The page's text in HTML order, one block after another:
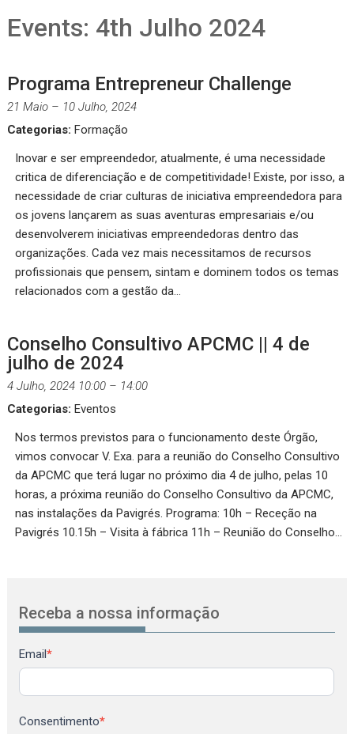
Events: 4th Julho 2024
Programa Entrepreneur Challenge
21 Maio – 10 Julho, 2024
Categorias: Formação
Inovar e ser empreendedor, atualmente, é uma necessidade
critica de diferenciação e de competitividade! Existe, por isso, a
necessidade de criar culturas de iniciativa empreendedora para
os jovens lançarem as suas aventuras empresariais e/ou
desenvolverem iniciativas empreendedoras dentro das
organizações. Cada vez mais necessitamos de recursos
profissionais que pensem, sintam e dominem todos os temas
relacionados com a gestão da…
Conselho Consultivo APCMC || 4 de
julho de 2024
4 Julho, 2024 10:00 – 14:00
Categorias: Eventos
Nos termos previstos para o funcionamento deste Órgão,
vimos convocar V. Exa. para a reunião do Conselho Consultivo
da APCMC que terá lugar no próximo dia 4 de julho, pelas 10
horas, a próxima reunião do Conselho Consultivo da APCMC,
nas instalações da Pavigrés. Programa: 10h – Receção na
Pavigrés 10.15h – Visita à fábrica 11h – Reunião do Conselho…
Receba a nossa informação
Newsletter
Email*
Consentimento*